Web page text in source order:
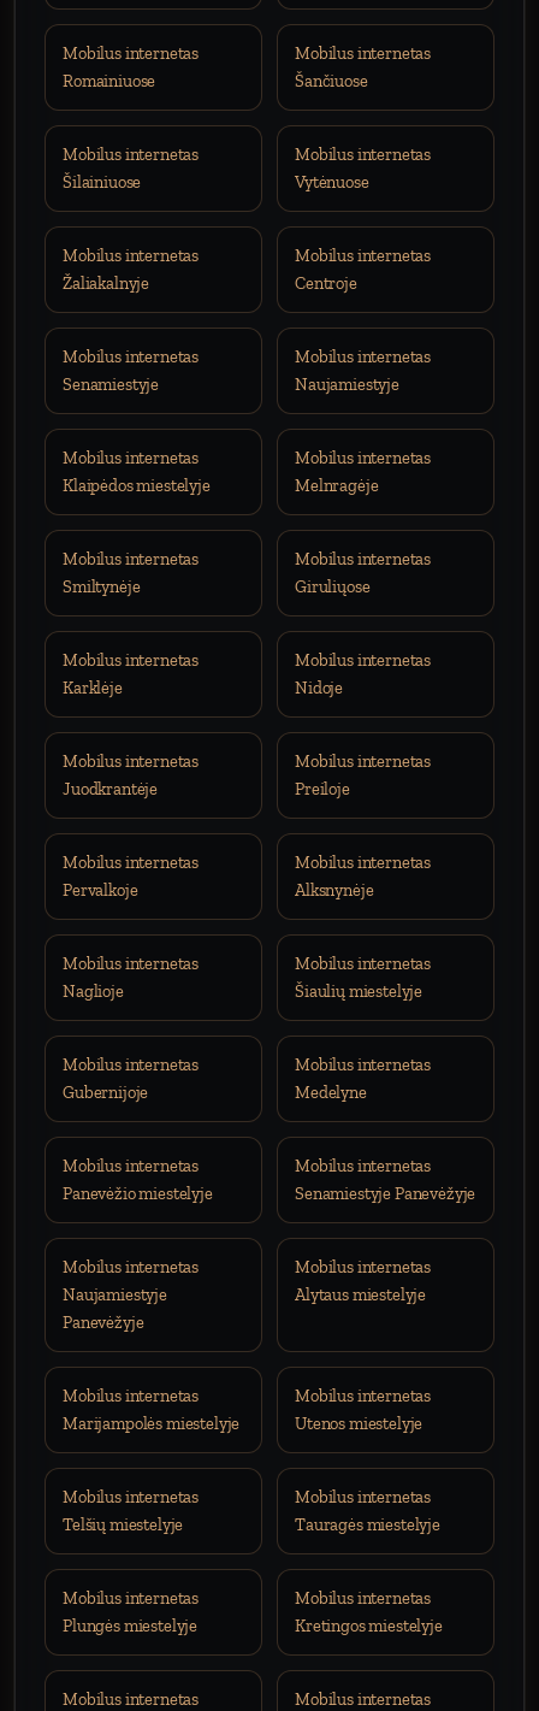
Mobilus internetas
Romainiuose
Mobilus internetas
Šančiuose
Mobilus internetas
Šilainiuose
Mobilus internetas
Vytėnuose
Mobilus internetas
Žaliakalnyje
Mobilus internetas
Centroje
Mobilus internetas
Senamiestyje
Mobilus internetas
Naujamiestyje
Mobilus internetas
Klaipėdos miestelyje
Mobilus internetas
Melnragėje
Mobilus internetas
Smiltynėje
Mobilus internetas
Giruliųose
Mobilus internetas
Karklėje
Mobilus internetas
Nidoje
Mobilus internetas
Juodkrantėje
Mobilus internetas
Preiloje
Mobilus internetas
Pervalkoje
Mobilus internetas
Alksnynėje
Mobilus internetas
Naglioje
Mobilus internetas
Šiaulių miestelyje
Mobilus internetas
Gubernijoje
Mobilus internetas
Medelyne
Mobilus internetas
Panevėžio miestelyje
Mobilus internetas
Senamiestyje Panevėžyje
Mobilus internetas
Naujamiestyje
Panevėžyje
Mobilus internetas
Alytaus miestelyje
Mobilus internetas
Marijampolės miestelyje
Mobilus internetas
Utenos miestelyje
Mobilus internetas
Telšių miestelyje
Mobilus internetas
Tauragės miestelyje
Mobilus internetas
Plungės miestelyje
Mobilus internetas
Kretingos miestelyje
Mobilus internetas
Mobilus internetas